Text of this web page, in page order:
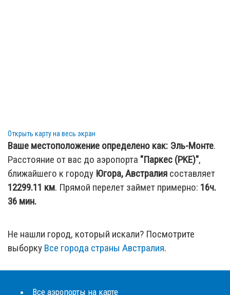
Открыть карту на весь экран
Ваше местоположение определено как: Эль-Монте.
Расстояние от вас до аэропорта "Паркес (PKE)",
ближайшего к городу Югора, Австралия составляет
12299.11 км. Прямой перелет займет примерно: 16ч.
36 мин.
Не нашли город, который искали? Посмотрите
выборку Все города страны Австралия.
Все аэропорты на карте